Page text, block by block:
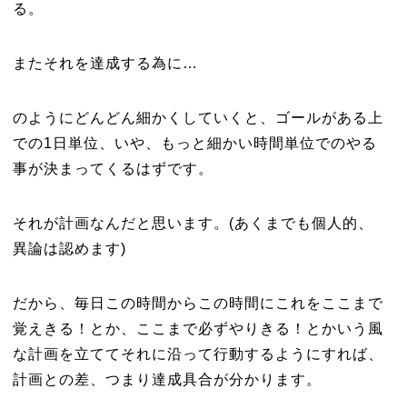
る。
またそれを達成する為に…
のようにどんどん細かくしていくと、ゴールがある上
での1日単位、いや、もっと細かい時間単位でのやる
事が決まってくるはずです。
それが計画なんだと思います。(あくまでも個人的、
異論は認めます)
だから、毎日この時間からこの時間にこれをここまで
覚えきる！とか、ここまで必ずやりきる！とかいう風
な計画を立ててそれに沿って行動するようにすれば、
計画との差、つまり達成具合が分かります。